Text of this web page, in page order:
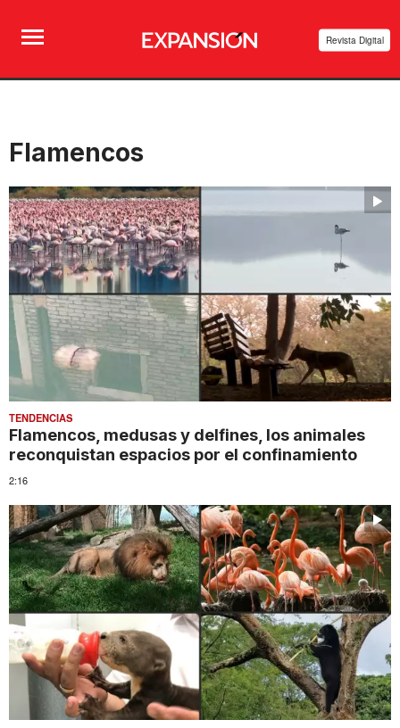
Revista Digital
Flamencos
TENDENCIAS
Flamencos, medusas y delfines, los animales
reconquistan espacios por el confinamiento
2:16